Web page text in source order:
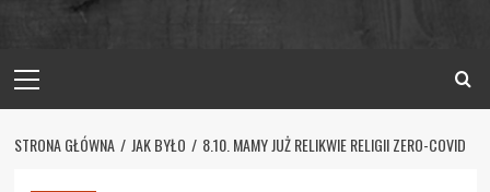
Menu
STRONA GŁÓWNA JAK BYŁO 8.10. MAMY JUŻ RELIKWIE RELIGII ZERO-COVID